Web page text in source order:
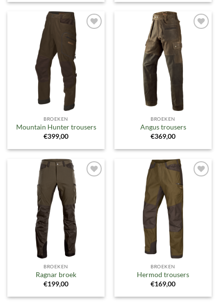
Toevoegen
verlanglijst
BROEKEN
Mountain Hunter trousers
€399,00
Toevoegen
verlanglijst
BROEKEN
Angus trousers
€369,00
Toevoegen
verlanglijst
BROEKEN
Ragnar broek
€199,00
Toevoegen
BROEKEN
Hermod trousers
€169,00